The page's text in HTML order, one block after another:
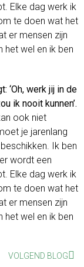
Elke dag werk ik
te doen wat het
er mensen zijn
het wel en ik ben
‘Oh, werk jij in de
ik nooit kunnen’.
ook niet
je jarenlang
Ik ben
wordt een
Elke dag werk ik
te doen wat het
er mensen zijn
het wel en ik ben
VOLGEND BLOG